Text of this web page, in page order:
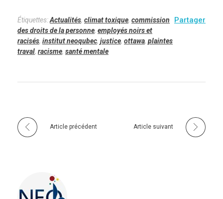
Étiquettes:Actualités, climat toxique, commission
des droits de la personne, employés noirs et
racisés, institut neoqubec, justice, ottawa, plaintes
traval, racisme, santé mentale
Article précédent Article suivant